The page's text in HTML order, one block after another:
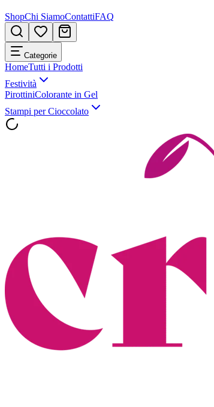
ShopChi SiamoContattiFAQ
Categorie
HomeTutti i Prodotti
Festività
PirottiniColorante in Gel
Stampi per Cioccolato